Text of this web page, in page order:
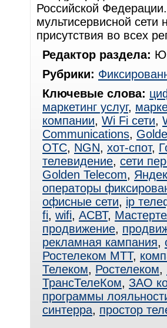
Российской
мультисервисной
присутствия во всех
Редактор раздела:
Рубрики:
Ключевые слова:
маркетинг услуг,
компании, Wi Fi сети,
Communications,
ОТС, NGN, хот-спот,
телевидение, сети
Golden Telecom,
операторы
офисные сети, ip
fi, wifi, АСВТ,
продвижение,
рекламная кампания,
Ростелеком МТТ,
Телеком, Ростелеком,
ТрансТелеКом, ЗАО
программы
синтерра, простор